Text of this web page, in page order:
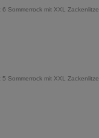
6 Sommerrock mit XXL Zackenlitze
5 Sommerrock mit XXL Zackenlitze